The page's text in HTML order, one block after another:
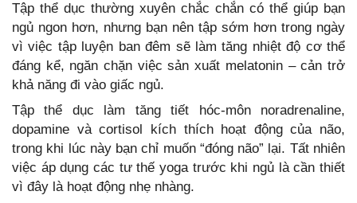
Tập thể dục thường xuyên chắc chắn có thể giúp bạn
ngủ ngon hơn, nhưng bạn nên tập sớm hơn trong ngày
vì việc tập luyện ban đêm sẽ làm tăng nhiệt độ cơ thể
đáng kể, ngăn chặn việc sản xuất melatonin – cản trở
khả năng đi vào giấc ngủ.
Tập thể dục làm tăng tiết hóc-môn noradrenaline,
dopamine và cortisol kích thích hoạt động của não,
trong khi lúc này bạn chỉ muốn “đóng não” lại. Tất nhiên
việc áp dụng các tư thế yoga trước khi ngủ là cần thiết
vì đây là hoạt động nhẹ nhàng.